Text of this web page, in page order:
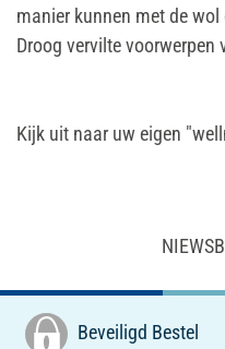
manier kunnen met de
Droog vervilte
Kijk uit naar uw eigen
Beveiligd Bestel